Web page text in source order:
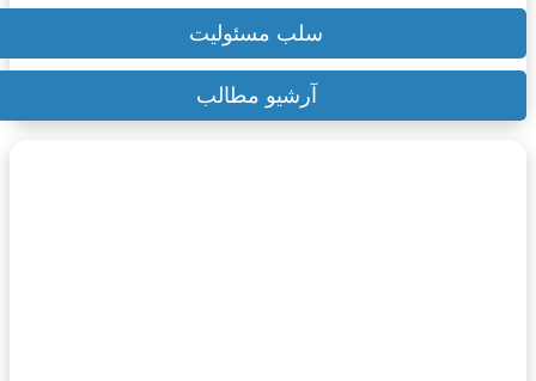
سلب مسئولیت
آرشیو مطالب